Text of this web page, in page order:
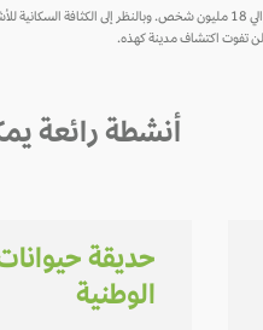
ودكا هي مدينة مزدهر، نابضة بالحياة ومكتظة بالسكان، حيث يبلغ
أنشطة رائعة
حديقة
الوطنية